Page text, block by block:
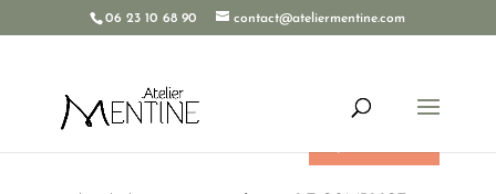
06 23 10 68 90 contact@ateliermentine.com
Sac Le COMPLICE noir